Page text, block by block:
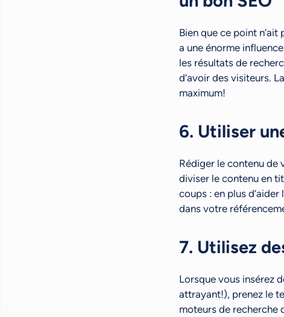
Bien que ce point
a une énorme
les résultats de
d’avoir des visiteurs.
maximum!
6. Utiliser
Rédiger le contenu de
diviser le contenu en
coups : en plus
dans votre
7. Utilisez
Lorsque vous insérez
attrayant!), prenez le
moteurs de recherche